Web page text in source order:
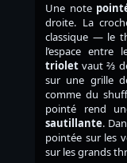
Une note
droite. La
classique — le
l’espace entre
triolet vaut ⅔
sur une grille
comme du
pointé rend
sautillante.
pointée sur les
sur les grands